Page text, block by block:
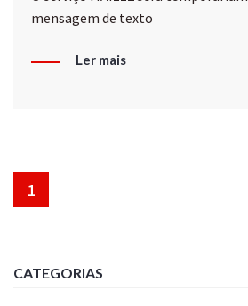
mensagem de texto
Ler mais
1
CATEGORIAS